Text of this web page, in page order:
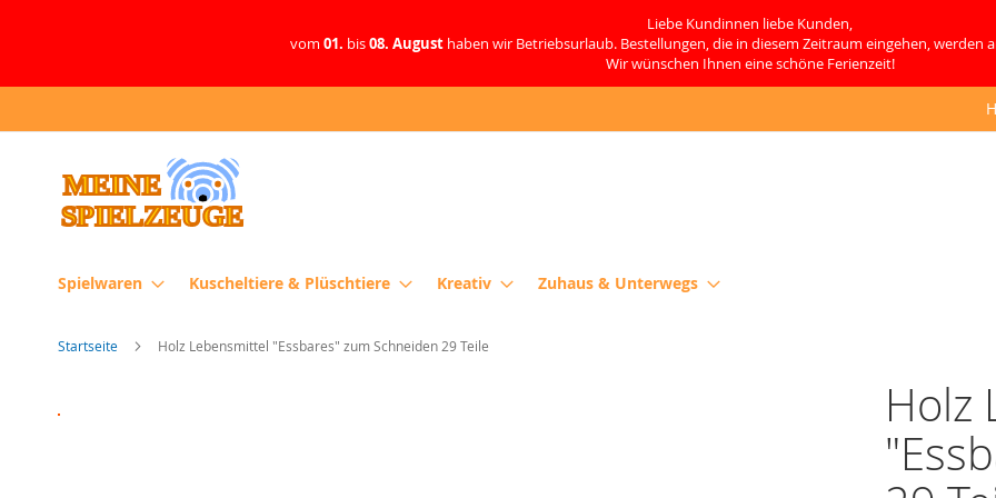
Liebe Kundinnen liebe Kunden,
vom 01. bis08. August haben wir Betriebsurlaub. Bestellungen, die in diesem Zeitraum eingehen, werden
Wir wünschen Ihnen eine schöne Ferienzeit!
zum
Spielwaren Kuscheltiere & Plüschtiere Kreativ Zuhaus & Unterwegs
Startseite Holz Lebensmittel "Essbares" zum Schneiden 29 Teile
Ende
Holz